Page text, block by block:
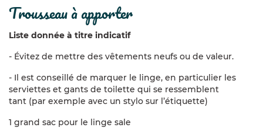
proscrivant le suremballage, en privilégiant le fait
maison et les emballages réutilisables et en triant
avec soin. Les fermentescibles sont donnés aux
animaux de basse-cour.
Ainsi, ce cadre de vie dans lequel les enfants évolueront
durant leur séjour susciteront les échanges et
favoriseront la mise en pratique de comportements plus
« écocitoyens »
trousseau à apporter
Liste donnée à titre indicatif
- Évitez de mettre des vêtements neufs ou de valeur.
- Il est conseillé de marquer le linge, en particulier les
serviettes et gants de toilette qui se ressemblent
tant (par exemple avec un stylo sur l’étiquette)
1 grand sac pour le linge sale